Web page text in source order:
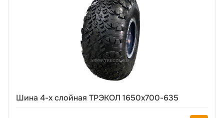
Шина 4-х слойная ТРЭКОЛ 1650х700-635